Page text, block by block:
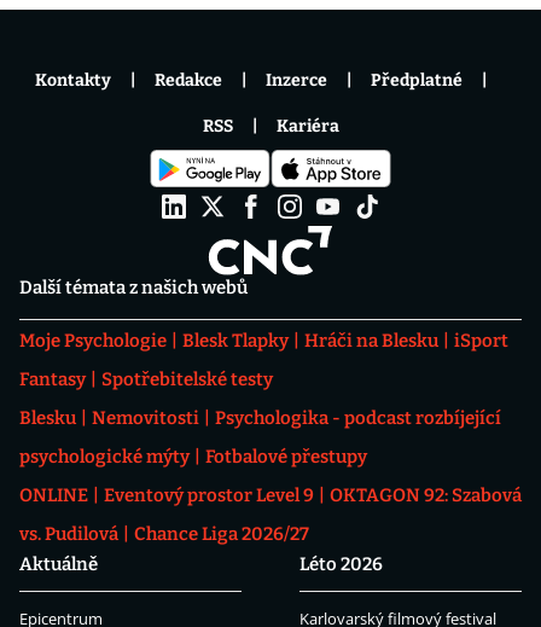
Další témata z našich webů
Moje Psychologie Blesk Tlapky Hráči na Blesku
iSport
Fantasy
Spotřebitelské testy
Blesku
Nemovitosti
Psychologika - podcast rozbíjející
psychologické mýty
Fotbalové přestupy
ONLINE
Eventový prostor Level 9
OKTAGON 92: Szabová
vs. Pudilová
Chance Liga 2026/27
Aktuálně
Epicentrum
Léto 2026
Karlovarský filmový festival
Kontakty Redakce Inzerce Předplatné
RSS Kariéra